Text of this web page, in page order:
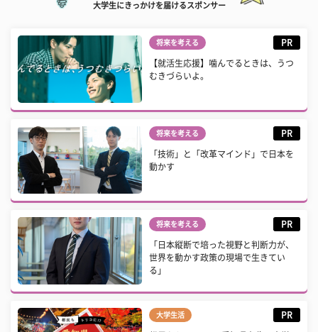
大学生にきっかけを届けるスポンサー
将来を考える PR
【就活生応援】噛んでるときは、うつ
むきづらいよ。
将来を考える PR
「技術」と「改革マインド」で日本を
動かす
将来を考える PR
「日本縦断で培った視野と判断力が、
世界を動かす政策の現場で生きてい
る」
大学生活 PR